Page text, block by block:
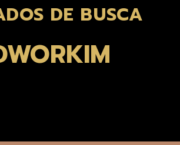
DE BUSCA